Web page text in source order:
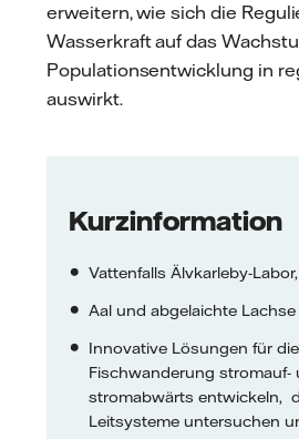
erweitern, wie sich die
Wasserkraft auf das
Populationsentwicklung in
auswirkt.
Kurzinformation
Vattenfalls Älvkarleby-
Aal und abgelaichte Lachse
Innovative Lösungen für die
Fischwanderung stromauf-
stromabwärts entwickeln,
Leitsysteme untersuchen